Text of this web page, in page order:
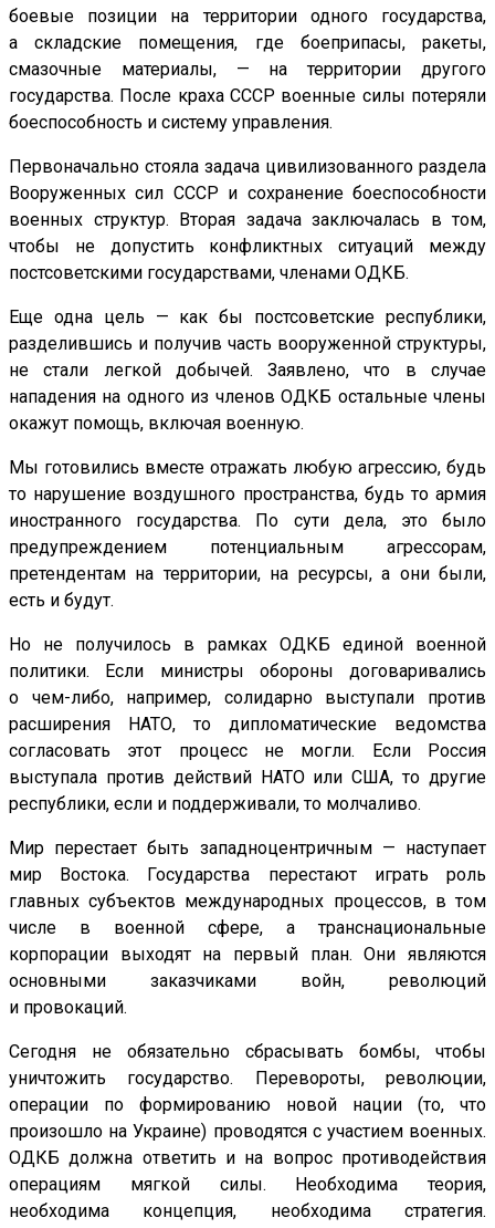
боевые позиции на территории одного государства,
а складские помещения, где боеприпасы, ракеты,
смазочные материалы, — на территории другого
государства. После краха СССР военные силы потеряли
боеспособность и систему управления.
Первоначально стояла задача цивилизованного раздела
Вооруженных сил СССР и сохранение боеспособности
военных структур. Вторая задача заключалась в том,
чтобы не допустить конфликтных ситуаций между
постсоветскими государствами, членами ОДКБ.
Еще одна цель — как бы постсоветские республики,
разделившись и получив часть вооруженной структуры,
не стали легкой добычей. Заявлено, что в случае
нападения на одного из членов ОДКБ остальные члены
окажут помощь, включая военную.
Мы готовились вместе отражать любую агрессию, будь
то нарушение воздушного пространства, будь то армия
иностранного государства. По сути дела, это было
предупреждением потенциальным агрессорам,
претендентам на территории, на ресурсы, а они были,
есть и будут.
Но не получилось в рамках ОДКБ единой военной
политики. Если министры обороны договаривались
о чем-либо, например, солидарно выступали против
расширения НАТО, то дипломатические ведомства
согласовать этот процесс не могли. Если Россия
выступала против действий НАТО или США, то другие
республики, если и поддерживали, то молчаливо.
Мир перестает быть западноцентричным — наступает
мир Востока. Государства перестают играть роль
главных субъектов международных процессов, в том
числе в военной сфере, а транснациональные
корпорации выходят на первый план. Они являются
основными заказчиками войн, революций
и провокаций.
Сегодня не обязательно сбрасывать бомбы, чтобы
уничтожить государство. Перевороты, революции,
операции по формированию новой нации (то, что
произошло на Украине) проводятся с участием военных.
ОДКБ должна ответить и на вопрос противодействия
операциям мягкой силы. Необходима теория,
необходима концепция, необходима стратегия.